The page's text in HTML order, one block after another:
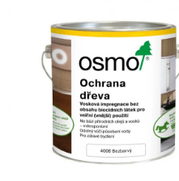
5
hvězdiček.